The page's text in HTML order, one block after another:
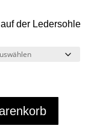
der Ledersohle